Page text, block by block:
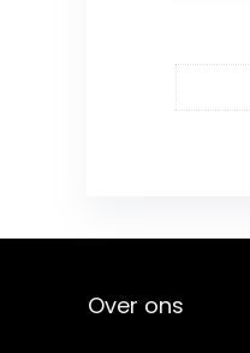
Over ons